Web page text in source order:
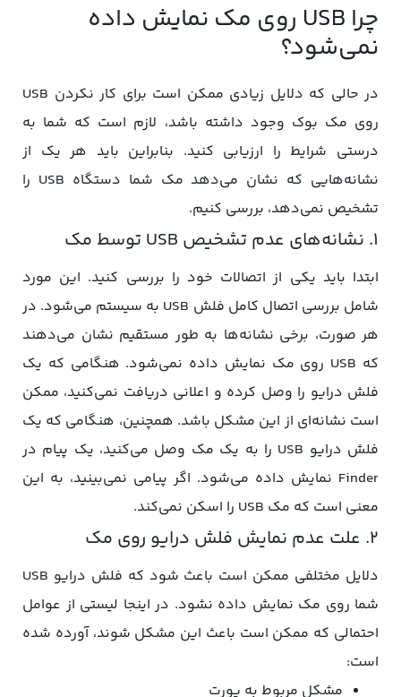
چرا USB روی مک نمایش داده
نمی‌شود؟
در حالی که دلایل زیادی ممکن است برای کار نکردن USB
روی مک بوک وجود داشته باشد، لازم است که شما به
درستی شرایط را ارزیابی کنید. بنابراین باید هر یک از
نشانه‌هایی که نشان می‌دهد مک شما دستگاه USB را
تشخیص نمی‌دهد، بررسی کنیم.
1. نشانه‌های عدم تشخیص USB توسط مک
ابتدا باید یکی از اتصالات خود را بررسی کنید. این مورد
شامل بررسی اتصال کامل فلش USB به سیستم می‌شود. در
هر صورت، برخی نشانه‌ها به طور مستقیم نشان می‌دهند
که USB روی مک نمایش داده نمی‌شود. هنگامی که یک
فلش درایو را وصل کرده و اعلانی دریافت نمی‌کنید، ممکن
است نشانه‌ای از این مشکل باشد. همچنین، هنگامی که یک
فلش درایو USB را به یک مک وصل می‌کنید، یک پیام در
Finder نمایش داده می‌شود. اگر پیامی نمی‌بینید، به این
معنی است که مک USB را اسکن نمی‌کند.
2. علت عدم نمایش فلش درایو روی مک
دلایل مختلفی ممکن است باعث شود که فلش درایو USB
شما روی مک نمایش داده نشود. در اینجا لیستی از عوامل
احتمالی که ممکن است باعث این مشکل شوند، آورده شده
است:
مشکل مربوط به پورت